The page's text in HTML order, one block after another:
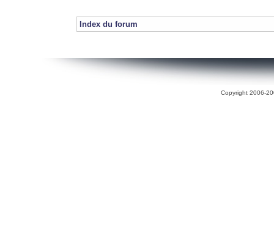
Index du forum
Copyright 2006-